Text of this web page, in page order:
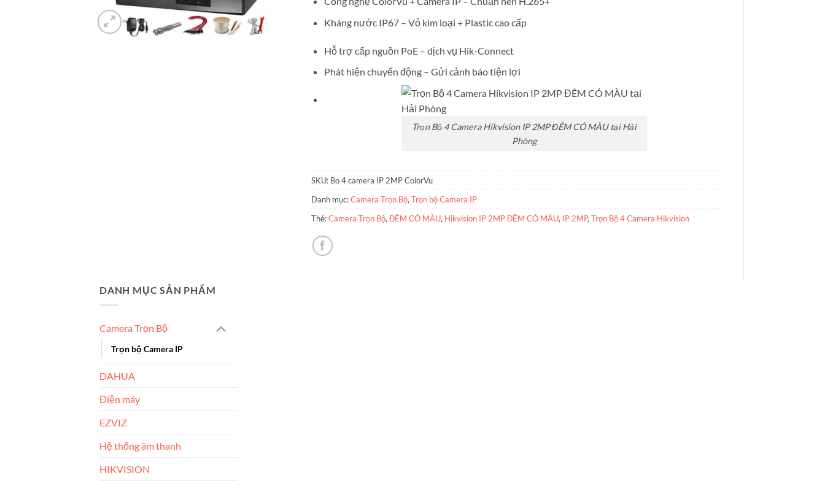
Kháng nước IP67 – Vỏ kim loại + Plastic cao cấp
Hỗ trợ cấp nguồn PoE – dịch vụ Hik-Connect
Phát hiện chuyển động – Gửi cảnh báo tiện lợi
Trọn Bộ 4 Camera Hikvision IP 2MP ĐÊM CÓ MÀU tại Hải
Phòng
SKU: Bo 4 camera IP 2MP ColorVu
Danh mục:Camera Trọn Bộ,Trọn bộ Camera IP
Thẻ:Camera Trọn Bộ,ĐÊM CÓ MÀU, Hikvision IP 2MP ĐÊM CÓ MÀU, IP 2MP,Trọn Bộ 4 Camera Hikvision
DANH MỤC SẢN PHẨM
Camera Trọn Bộ
Trọn bộ Camera IP
DAHUA
Điện máy
EZVIZ
Hệ thống âm thanh
HIKVISION